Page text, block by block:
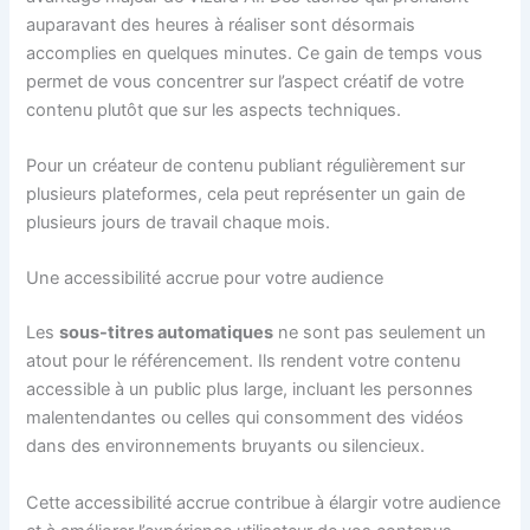
auparavant des heures à réaliser sont désormais
accomplies en quelques minutes. Ce gain de temps vous
permet de vous concentrer sur l’aspect créatif de votre
contenu plutôt que sur les aspects techniques.
Pour un créateur de contenu publiant régulièrement sur
plusieurs plateformes, cela peut représenter un gain de
plusieurs jours de travail chaque mois.
Une accessibilité accrue pour votre audience
Lessous-titres automatiques ne sont pas seulement un
atout pour le référencement. Ils rendent votre contenu
accessible à un public plus large, incluant les personnes
malentendantes ou celles qui consomment des vidéos
dans des environnements bruyants ou silencieux.
Cette accessibilité accrue contribue à élargir votre audience